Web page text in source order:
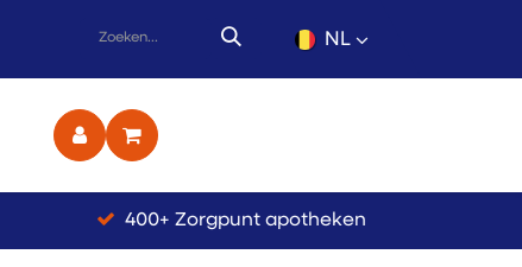
NL
400+ Zorgpunt apotheken